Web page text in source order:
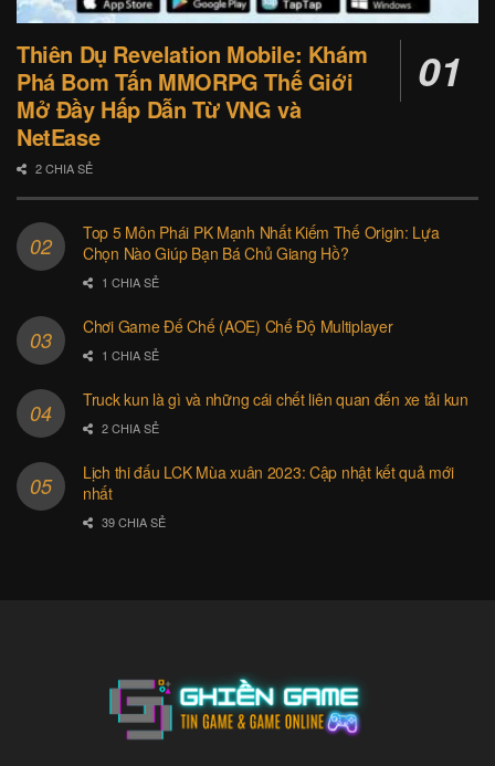
Thiên Dụ Revelation Mobile: Khám
Phá Bom Tấn MMORPG Thế Giới
Mở Đầy Hấp Dẫn Từ VNG và
NetEase
2 CHIA SẺ
Top 5 Môn Phái PK Mạnh Nhất Kiếm Thế Origin: Lựa
Chọn Nào Giúp Bạn Bá Chủ Giang Hồ?
1 CHIA SẺ
Chơi Game Đế Chế (AOE) Chế Độ Multiplayer
1 CHIA SẺ
Truck kun là gì và những cái chết liên quan đến xe tải kun
2 CHIA SẺ
Lịch thi đấu LCK Mùa xuân 2023: Cập nhật kết quả mới
nhất
39 CHIA SẺ